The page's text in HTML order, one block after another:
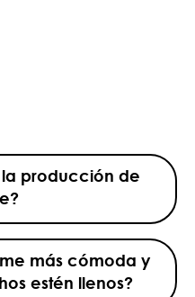
producción de
más cómoda y
estén llenos?